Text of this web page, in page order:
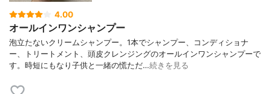
4.00
オールインワンシャンプー
泡立たないクリームシャンプー。1本でシャンプー、コンディショナ
ー、トリートメント、頭皮クレンジングのオールインワンシャンプーで
す。時短にもなり子供と一緒の慌ただ…続きを見る